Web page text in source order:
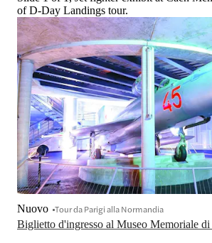
of D-Day Landings tour.
Biglietto d'ingresso al Museo Memoriale di
Nuovo Tour da Parigi alla Normandia